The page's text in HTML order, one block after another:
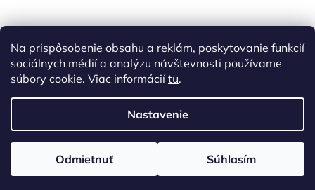
Na prispôsobenie obsahu a reklám, poskytovanie funkcií
sociálnych médií a analýzu návštevnosti používame
súbory cookie. Viac informáciítu.
Nastavenie
Odmietnuť Súhlasím
Copyright 2026zvukasvetlo.sk. Všetky práva vyhradené.
Upraviť nastavenie cookies